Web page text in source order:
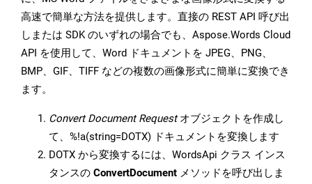
高速で簡単な方法を提供します。直接の REST API 呼び出
しまたは SDK のいずれの場合でも、Aspose.Words Cloud
API を使用して、Word ドキュメントを JPEG、PNG、
BMP、GIF、TIFF などの複数の画像形式に簡単に変換でき
ます。
Convert Document Requestオブジェクトを作成し
て、%!a(string=DOTX) ドキュメントを変換します
DOTX から変換するには、WordsApi クラス インス
タンスの ConvertDocument メソッドを呼び出しま